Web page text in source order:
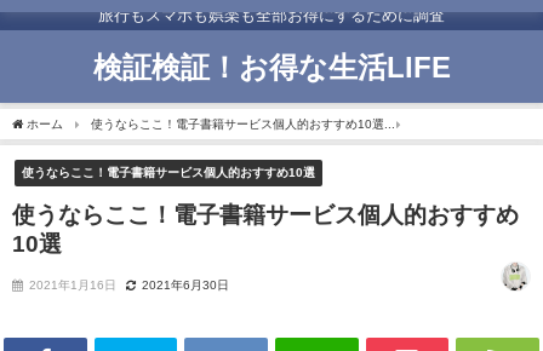
旅行もスマホも娯楽も全部お得にするために調査
検証検証！お得な生活LIFE
ホーム 使うならここ！電子書籍サービス個人的おすすめ10選
使うならここ！電子書籍サービス個人的おすすめ10選
使うならここ！電子書籍サービス個人的おすすめ
10選
2021年1月16日 2021年6月30日